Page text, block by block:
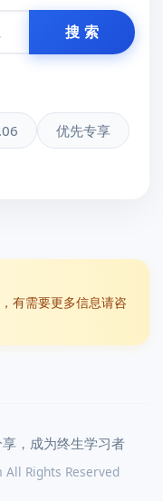
搜 索
优先专享
有需要更多信息请咨
，成为终生学习者
Rights Reserved